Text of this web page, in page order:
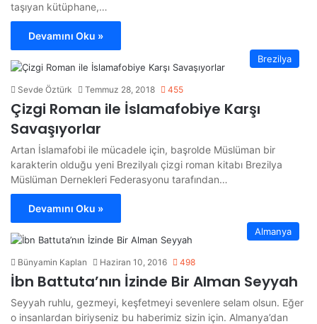
taşıyan kütüphane,…
Devamını Oku »
Brezilya
Sevde Öztürk Temmuz 28, 2018 455
Çizgi Roman ile İslamafobiye Karşı
Savaşıyorlar
Artan İslamafobi ile mücadele için, başrolde Müslüman bir
karakterin olduğu yeni Brezilyalı çizgi roman kitabı Brezilya
Müslüman Dernekleri Federasyonu tarafından…
Devamını Oku »
Almanya
Bünyamin Kaplan Haziran 10, 2016 498
İbn Battuta’nın İzinde Bir Alman Seyyah
Seyyah ruhlu, gezmeyi, keşfetmeyi sevenlere selam olsun. Eğer
o insanlardan biriyseniz bu haberimiz sizin için. Almanya’dan